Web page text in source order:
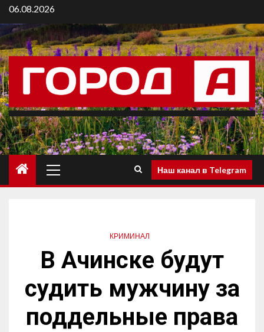
06.08.2026
Наш канал в Telegram
КРИМИНАЛ
В Ачинске будут
судить мужчину за
поддельные права